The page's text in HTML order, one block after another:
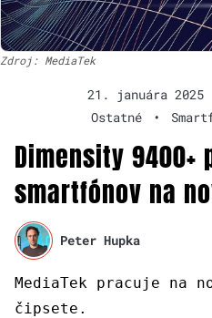
Zdroj: MediaTek
21. januára 2025
Ostatné
•
Dimensity 9400+
smartfónov na
Peter Hupka
MediaTek pracuje na
čipsete.